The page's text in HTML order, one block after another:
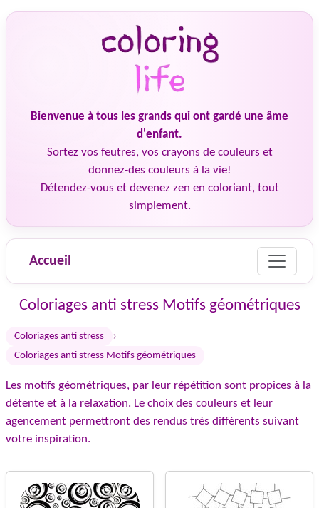
Bienvenue à tous les grands qui ont gardé une âme
d'enfant.
Sortez vos feutres, vos crayons de couleurs et
donnez-des couleurs à la vie!
Détendez-vous et devenez zen en coloriant, tout
simplement.
Accueil
Coloriages anti stress Motifs géométriques
Coloriages anti stress ›
Coloriages anti stress Motifs géométriques
Les motifs géométriques, par leur répétition sont propices à la
détente et à la relaxation. Le choix des couleurs et leur
agencement permettront des rendus très différents suivant
votre inspiration.